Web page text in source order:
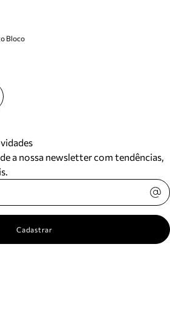
Bloco
a nossa newsletter com tendências,
Cadastrar